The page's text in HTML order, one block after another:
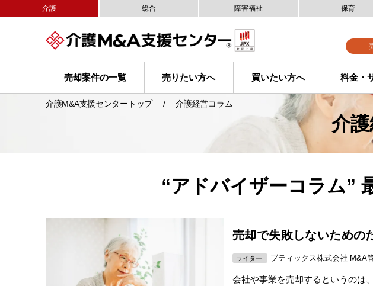
介護 総合 障害福祉 保育
売却案件の一覧 売りたい方へ 買いたい方へ 料金・
介護M&A支援センタートップ 介護経営コラム
介
“アドバイザーコラム”
売却で失敗しないための
ライター ブティックス株式会社 M&A
会社や事業を売却するというのは